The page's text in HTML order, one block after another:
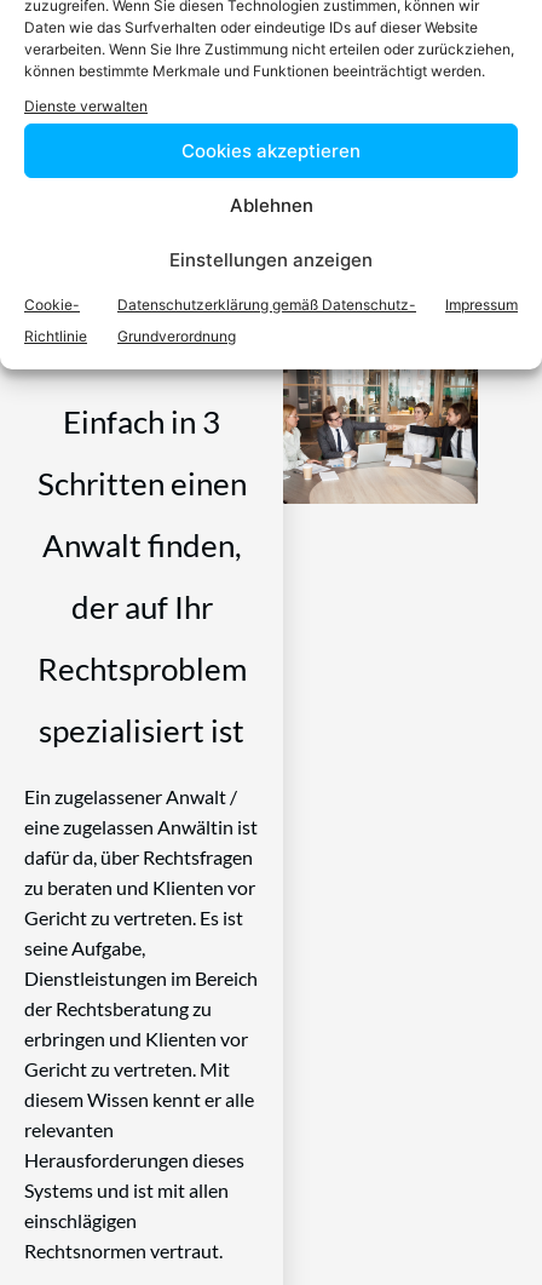
zuzugreifen. Wenn Sie diesen Technologien zustimmen, können wir
Daten wie das Surfverhalten oder eindeutige IDs auf dieser Website
verarbeiten. Wenn Sie Ihre Zustimmung nicht erteilen oder zurückziehen,
können bestimmte Merkmale und Funktionen beeinträchtigt werden.
Dienste verwalten
Cookies akzeptieren
Ablehnen
Einstellungen anzeigen
Cookie-
Richtlinie
Datenschutzerklärung gemäß Datenschutz-
Grundverordnung
Impressum
Video-Podcast #69 Katharina Echerer – Verlagsleitung
Einfach in 3
Schritten einen
Anwalt finden,
der auf Ihr
Rechtsproblem
spezialisiert ist
Ein zugelassener Anwalt /
eine zugelassen Anwältin ist
dafür da, über Rechtsfragen
zu beraten und Klienten vor
Gericht zu vertreten. Es ist
seine Aufgabe,
Dienstleistungen im Bereich
der Rechtsberatung zu
erbringen und Klienten vor
Gericht zu vertreten. Mit
diesem Wissen kennt er alle
relevanten
Herausforderungen dieses
Systems und ist mit allen
einschlägigen
Rechtsnormen vertraut.